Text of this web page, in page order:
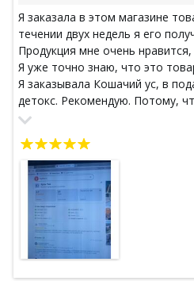
Я заказала в этом магазине
течении двух недель я его
Продукция мне очень
Я уже точно знаю, что это
Я заказывала Кошачий ус, в
детокс. Рекомендую. Потому,
честного поставщика.